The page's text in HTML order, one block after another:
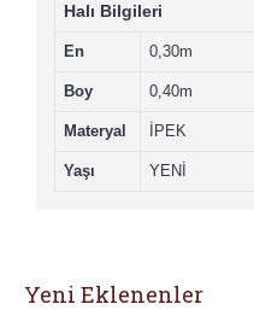
Halı Bilgileri
En 0,30m
Boy 0,40m
Materyal İPEK
Yaşı YENİ
Yeni Eklenenler